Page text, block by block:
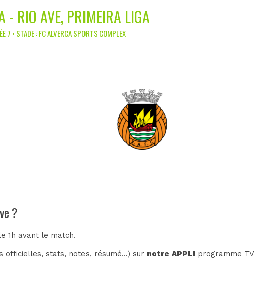
- RIO AVE, PRIMEIRA LIGA
7 • STADE : FC ALVERCA SPORTS COMPLEX
?
1h avant le match.
stats, notes, résumé...) sur notre APPLI programme TV